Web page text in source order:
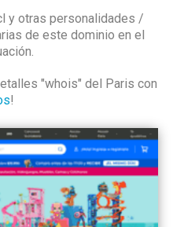
y otras personalidades /
de este dominio en el
"whois" del Paris con
!